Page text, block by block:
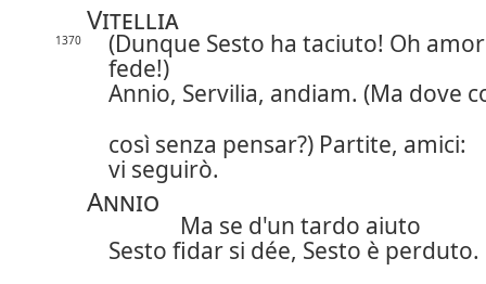
Vitellia
1370
(Dunque Sesto ha taciuto! Oh
fede!)
Annio, Servilia, andiam. (Ma dove
così senza pensar?) Partite, amici:
vi seguirò.
Annio
Ma se d'un tardo aiuto
Sesto fidar si dée, Sesto è perduto.